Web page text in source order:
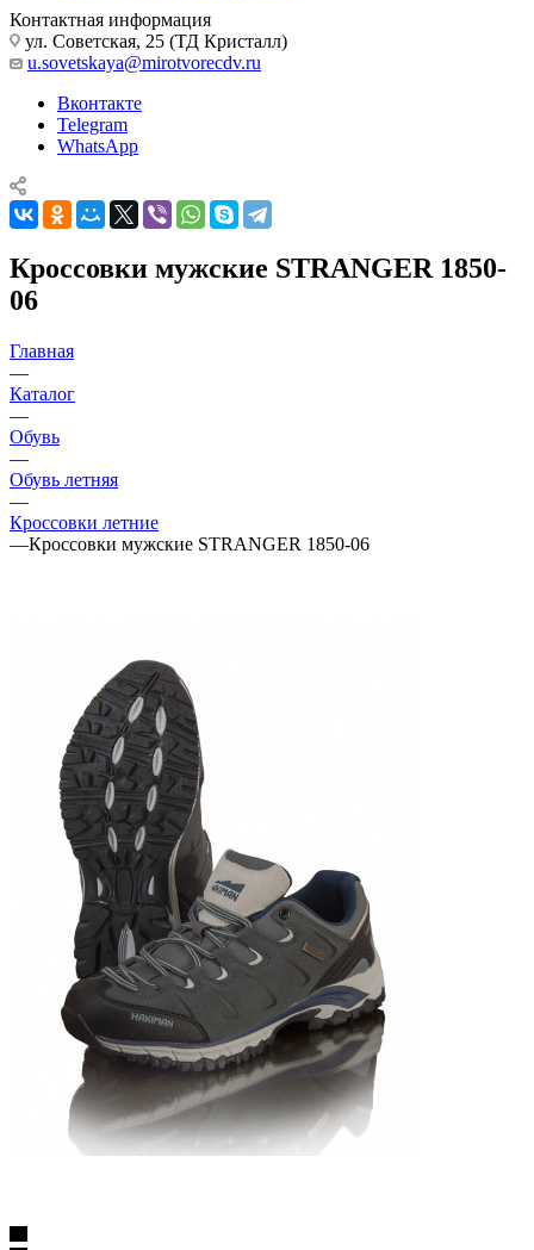
Контактная информация
ул. Советская, 25 (ТД Кристалл)
u.sovetskaya@mirotvorecdv.ru
Вконтакте
Telegram
WhatsApp
Кроссовки мужские STRANGER 1850-
06
Главная
—
Каталог
—
Обувь
—
Обувь летняя
—
Кроссовки летние
—Кроссовки мужские STRANGER 1850-06